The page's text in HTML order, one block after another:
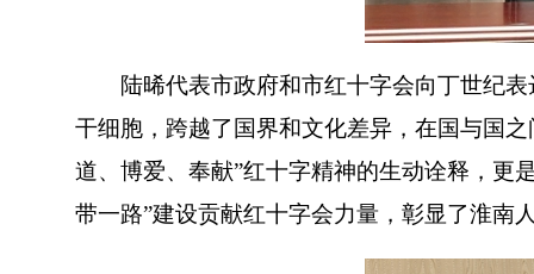
陆晞代表市政府和市红十字会向丁世纪表
干细胞，跨越了国界和文化差异，在国与国
道、博爱、奉献”红十字精神的生动诠释，更
带一路”建设贡献红十字会力量，彰显了淮南